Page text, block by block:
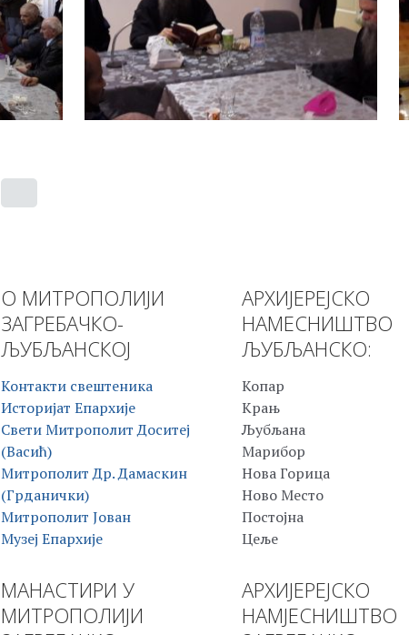
О МИТРОПОЛИЈИ
ЗАГРЕБАЧКО-
ЉУБЉАНСКОЈ
Контакти свештеника
Историјат Епархије
Свети Митрополит Доситеј
(Васић)
Митрополит Др. Дамаскин
(Грданички)
Митрополит Јован
Музеј Епархије
МАНАСТИРИ У
МИТРОПОЛИЈИ
АРХИЈЕРЕЈСКО
НАМЕСНИШТВО
ЉУБЉАНСКО:
Копар
Крањ
Љубљана
Марибор
Нова Горица
Ново Место
Постојна
Цеље
АРХИЈЕРЕЈСКО
НАМЈЕСНИШТВО